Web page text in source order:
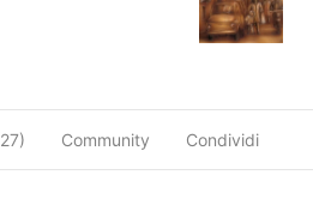
27) Community Condividi